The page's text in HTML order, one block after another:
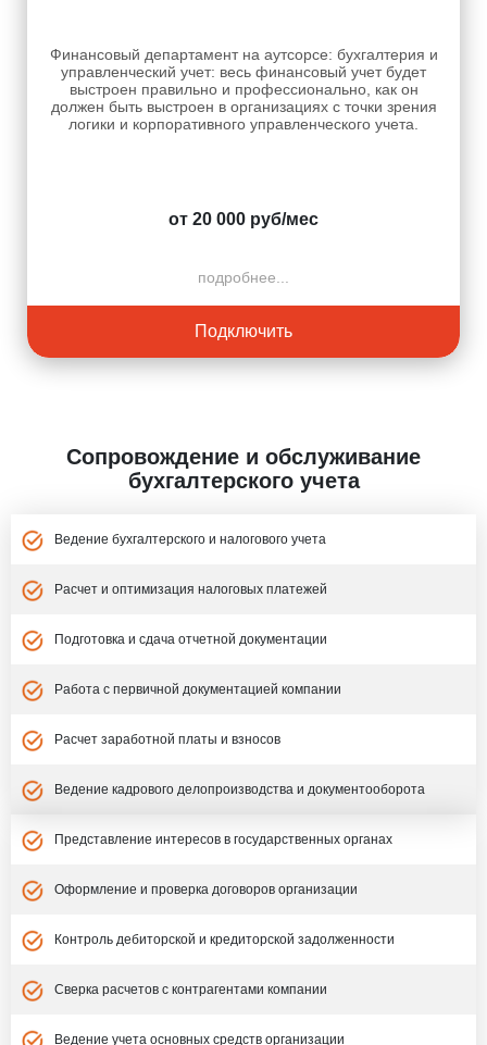
Финансовый департамент на аутсорсе: бухгалтерия и
управленческий учет: весь финансовый учет будет
выстроен правильно и профессионально, как он
должен быть выстроен в организациях с точки зрения
логики и корпоративного управленческого учета.
от 20 000 руб/мес
подробнее...
Подключить
Сопровождение и обслуживание
бухгалтерского учета
Ведение бухгалтерского и налогового учета
Расчет и оптимизация налоговых платежей
Подготовка и сдача отчетной документации
Работа с первичной документацией компании
Расчет заработной платы и взносов
Ведение кадрового делопроизводства и документооборота
Представление интересов в государственных органах
Оформление и проверка договоров организации
Контроль дебиторской и кредиторской задолженности
Сверка расчетов с контрагентами компании
Ведение учета основных средств организации